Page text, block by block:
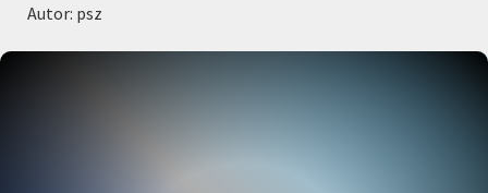
Autor: psz